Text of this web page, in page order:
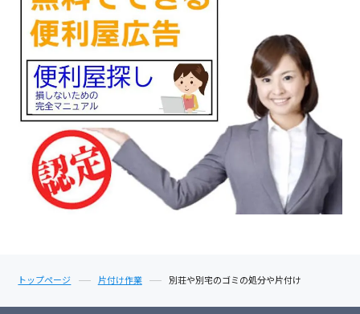
トップページ 片付け作業 別荘や別宅のゴミの処分や片付け